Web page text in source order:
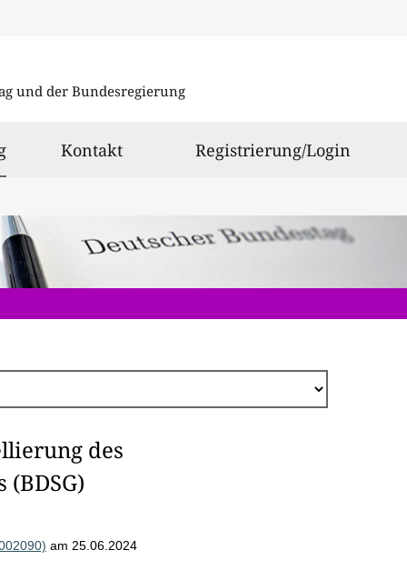
und der Bundesregierung
ausgewählt
Kontakt Registrierung/Login
des
am 25.06.2024